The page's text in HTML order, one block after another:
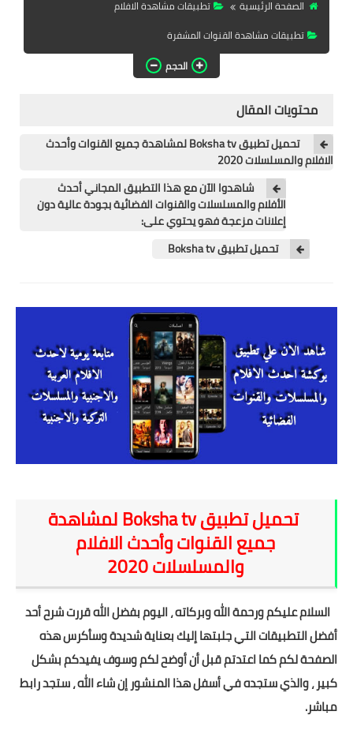
تطبيقات المشاهدة
تطبيقات مشاهدة القنوات
قسم الالعاب
العاب الاندرويد
هواتف وموبايلات
كمبيتور ولابتوب
شروحات
اخبار التقنية
معلومات ونصائح
الصفحة الرئيسية
تطبيقات مشاهدة الافلام
تطبيقات مشاهدة القنوات المشفرة
الحجم
محتويات المقال
تحميل تطبيق Boksha tv‏ لمشاهدة جميع القنوات وأحدث
الافلام والمسلسلات 2020
شاهدوا الآن مع هذا التطبيق المجاني أحدث
الأفلام والمسلسلات والقنوات الفضائية بجودة عالية دون
إعلانات مزعجة فهو يحتوي على:
تحميل تطبيق Boksha tv‏
تحميل تطبيق Boksha tv‏ لمشاهدة
جميع القنوات وأحدث الافلام
والمسلسلات 2020
السلام عليكم ورحمة الله وبركاته ، اليوم بفضل الله قررت شرح أحد
أفضل التطبيقات التي جلبتها إليك بعناية شديدة وسأكرس هذه
الصفحة لكم كما اعتدتم قبل أن أوضح لكم وسوف يفيدكم بشكل
كبير ، والذي ستجده في أسفل هذا المنشور إن شاء الله ، ستجد رابط
مباشر.